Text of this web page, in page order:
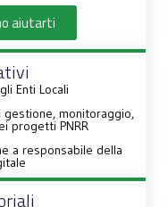
aiutarti
Enti Locali
monitoraggio,
progetti PNRR
a responsabile della